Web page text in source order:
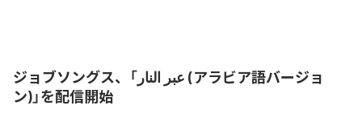
ジョブソングス、「عبر النار (アラビア語バージョ
ン)」を配信開始